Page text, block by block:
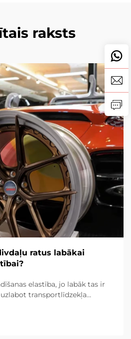
raksts
ratus labākai
elastība, jo labāk tas ir
transportlīdzekļa
nekā viendaļas rati, jo rata